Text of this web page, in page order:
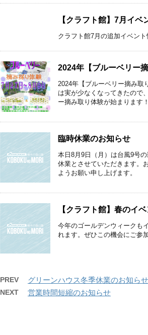
【クラフト館】7月イベ
クラフト館7月の追加イベント
2024年【ブルーベリー
2024年【ブルーベリー摘み取
は実が少なくなってきたので
ー摘み取り体験が始まります
臨時休業のお知らせ
本日8月9日（月）は台風9号
休業とさせていただきます。
ようお願い申し上げます。
【クラフト館】春のイ
今年のゴールデンウィークも
れます。ぜひこの機会にご参
PREV グリーンハウス冬季休業のお知らせ
NEXT 営業時間短縮のお知らせ